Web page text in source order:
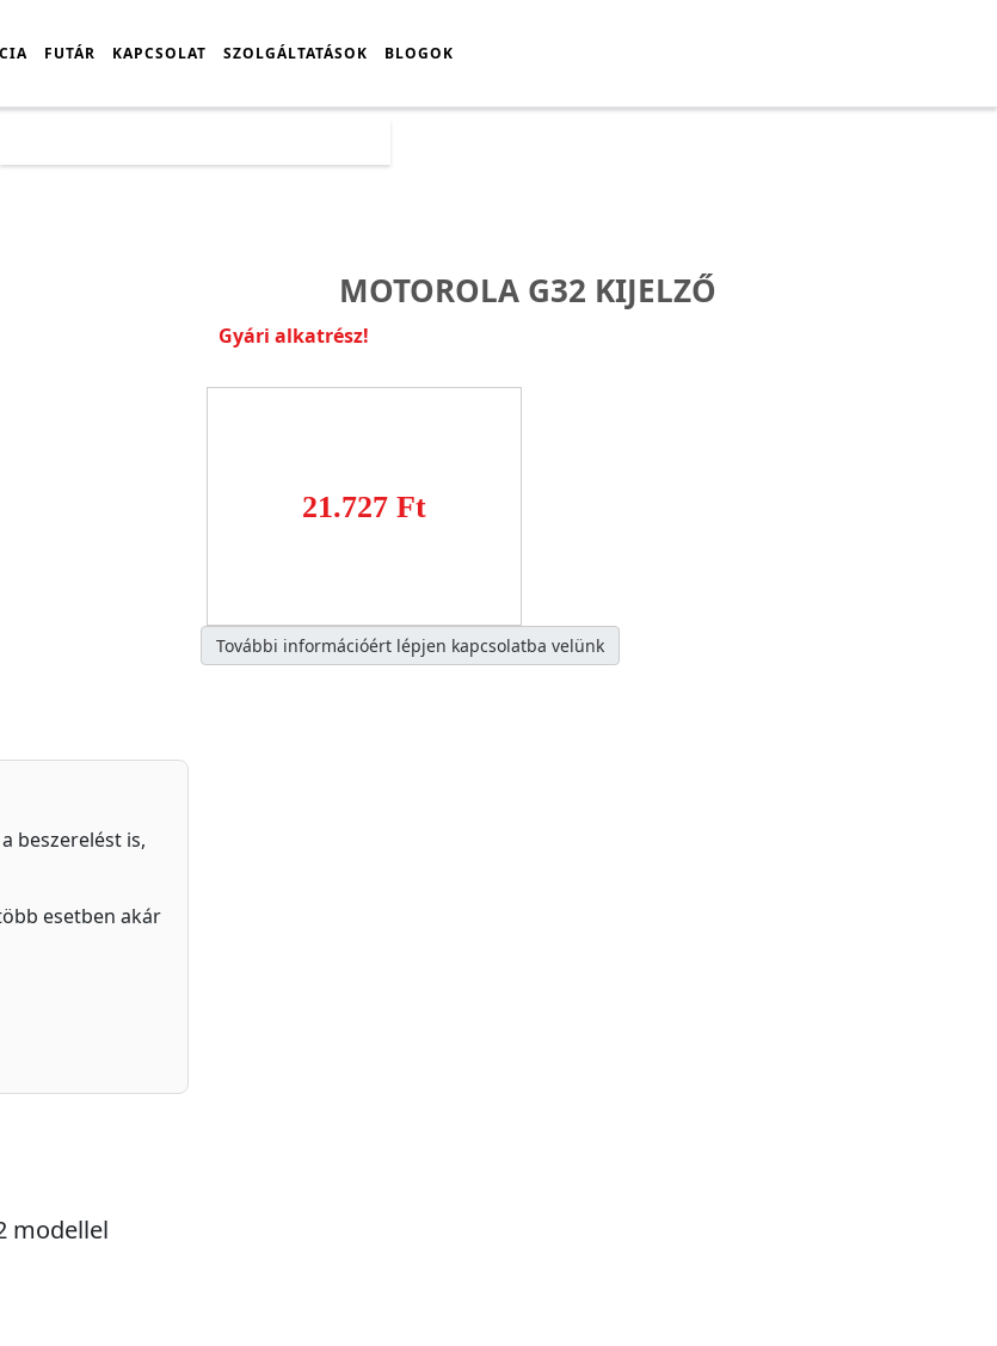
FUTÁR KAPCSOLAT SZOLGÁLTATÁSOK BLOGOK
MOTOROLA G32 KIJELZŐ
Gyári alkatrész!
21.727 Ft
További információért lépjen kapcsolatba velünk
beszerelést is,
esetben akár
modellel